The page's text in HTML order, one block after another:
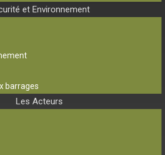
et Environnement
barrages
Les Acteurs